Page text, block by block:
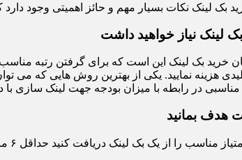
بک لینک نکات بسیار مهم و حائز اهمیتی وجود
لینک نیاز خواهید داشت
خرید بک لینک این است که برای گرفتن رتبه
مناسبی در رابطه با میزان بودجه جهت لینک سازی
حداقل ۶ ماه است. در نظر داشته باشید که حتما اعتبار دامنه و ارتباط وبسایت را با موضوع سایت خود بررسی نمایید.